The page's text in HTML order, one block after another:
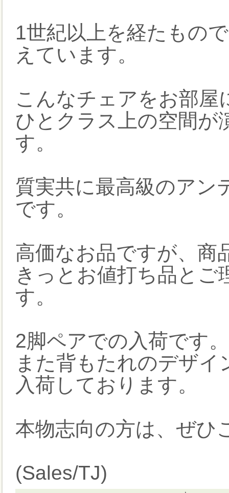
1世紀以上を経たもの
えています。
こんなチェアをお部
ひとクラス上の空間が
す。
質実共に最高級のアン
です。
高価なお品ですが、商
きっとお値打ち品と
す。
2脚ペアでの入荷です。
また背もたれのデザ
入荷しております。
本物志向の方は、ぜひ
(Sales/TJ)